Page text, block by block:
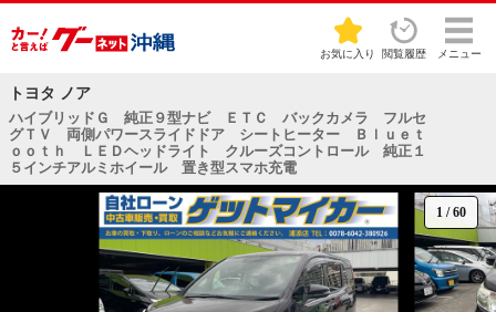
お気に入り 閲覧履歴 メニュー
トヨタ ノア
ハイブリッドＧ 純正９型ナビ ＥＴＣ バックカメラ フルセ
グＴＶ 両側パワースライドドア シートヒーター Ｂｌｕｅｔ
ｏｏｔｈ ＬＥＤヘッドライト クルーズコントロール 純正１
５インチアルミホイール 置き型スマホ充電
1 /60